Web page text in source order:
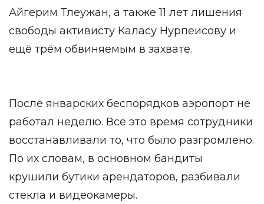
Айгерим Тлеужан, а также 11 лет лишения
свободы активисту Каласу Нурпеисову и
ещё трём обвиняемым в захвате.
После январских беспорядков аэропорт не
работал неделю. Все это время сотрудники
восстанавливали то, что было разгромлено.
По их словам, в основном бандиты
крушили бутики арендаторов, разбивали
стекла и видеокамеры.